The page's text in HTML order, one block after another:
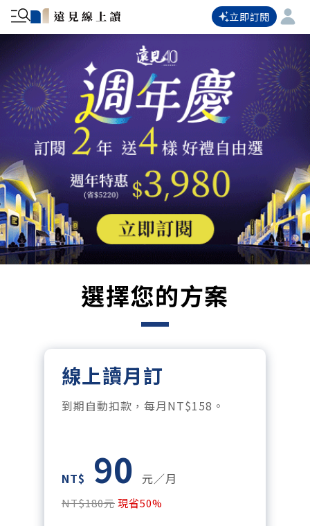
立即訂閱
選擇您的方案
線上讀月訂
到期自動扣款，每月NT$158。
NT$ 90 元／月
NT$180元現省50%